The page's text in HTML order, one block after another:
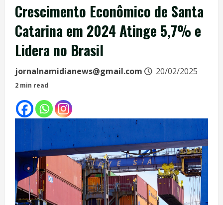
Crescimento Econômico de Santa
Catarina em 2024 Atinge 5,7% e
Lidera no Brasil
jornalnamidianews@gmail.com 20/02/2025
2 min read